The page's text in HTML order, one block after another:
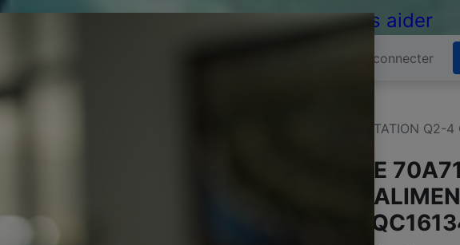
66 est heureux de vous aider
Se connecter
HISENSE 70A7100F CARTE ALIMENTATION Q2-
HISENSE
CARTE
Q2-4